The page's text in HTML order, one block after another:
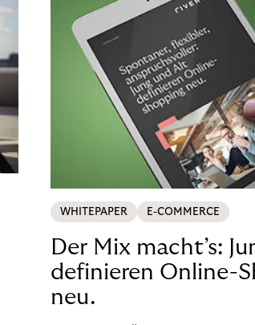
WHITEPAPER E-COMMERCE
Der Mix macht’s:
definieren Online-
neu.